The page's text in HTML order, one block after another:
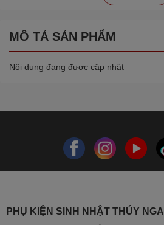
MÔ TẢ SẢN PHẨM
Nội dung đang được cập nhật
PHỤ KIỆN SINH NHẬT THÚY NGA